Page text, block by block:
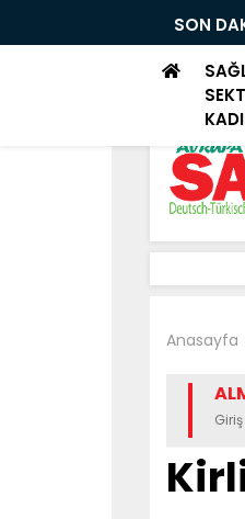
SON
seyahatlerinde aile
Anasayfa